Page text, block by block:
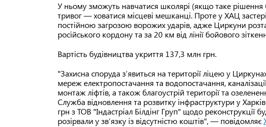
У ньому зможуть навчатися школярі (якщо таке рішення
тривог — ховатися місцеві мешканці. Проте у ХАЦ
постійною загрозою ворожих ударів, адже Циркуни
російського кордону та за 20 км від лінії бойового
Вартість будівництва укриття 137,3 млн грн.
"Захисна споруда з’явиться на території ліцею у
мереж електропостачання та водопостачання,
монтаж ліфтів, а також благоустрій території та
Служба відновлення та розвитку інфраструктури у
грн з ТОВ "Індастріал Білдінг Груп" щодо реконструкції
розірвали у зв’язку із відсутністю коштів", — повідомляє